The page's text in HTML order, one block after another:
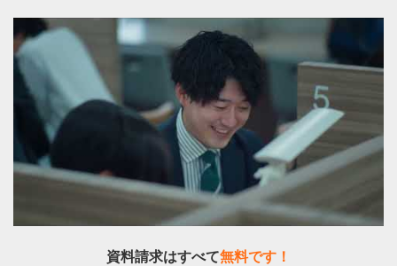
資料請求はすべて無料です！